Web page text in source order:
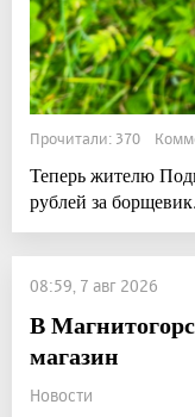
Прочитали: 370
Теперь жителю
рублей за борщевик.
08:59, 7 авг 2026
В
магазин
Новости